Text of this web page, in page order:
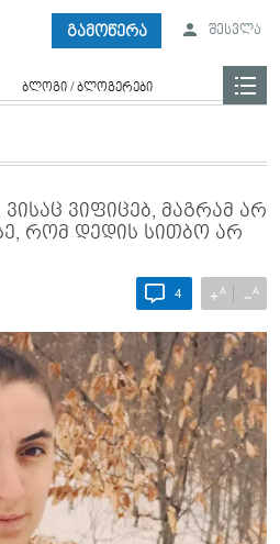
გამოწერა შესვლა
ბლოგი / ბლოგერები
ვიფიცებ, მაგრამ არ
რომ დედის სითბო არ
4 +A −A